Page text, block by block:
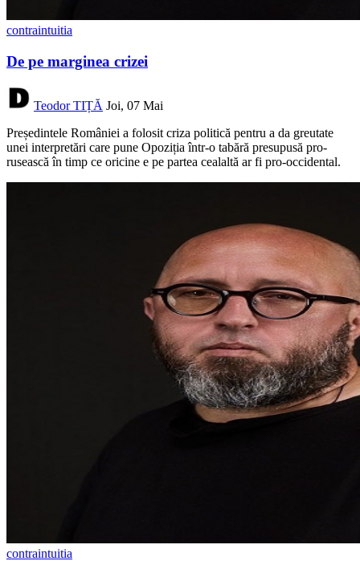
contraintuitia
De pe marginea crizei
Teodor TIȚĂ Joi, 07 Mai
Președintele României a folosit criza politică pentru a da greutate
unei interpretări care pune Opoziția într-o tabără presupusă pro-
rusească în timp ce oricine e pe partea cealaltă ar fi pro-occidental.
contraintuitia